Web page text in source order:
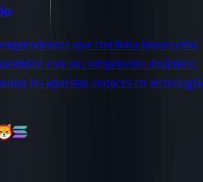
que combina innovación
con un componente dinámico,
las apuestas audaces en tecnología